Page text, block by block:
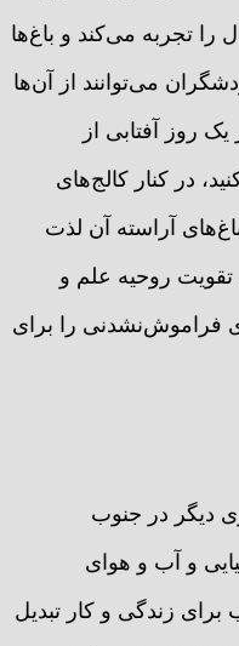
سال را تجربه می‌کند و باغ‌ها
می‌توانند از آن‌ها
روز آفتابی از
در کنار کالج‌های
آراسته آن لذت
تقویت روحیه علم و
فراموش‌نشدنی را برای
دیگر در جنوب
و آب و هوای
زندگی و کار تبدیل